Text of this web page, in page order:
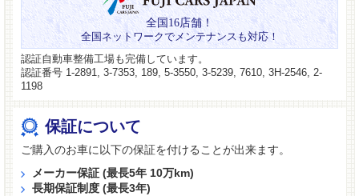
全国16店舗！
全国ネットワークでメンテナンスも対応！
認証自動車整備工場も完備しています。
認証番号 1-2891, 3-7353, 189, 5-3550, 3-5239, 7610, 3H-2546, 2-
1198
保証について
ご購入のお車に以下の保証を付けることが出来ます。
メーカー保証 (最長5年 10万km)
長期保証制度 (最長3年)